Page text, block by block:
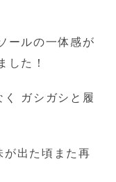
ールの一体感が
した！
く ガシガシと履
が出た頃また再